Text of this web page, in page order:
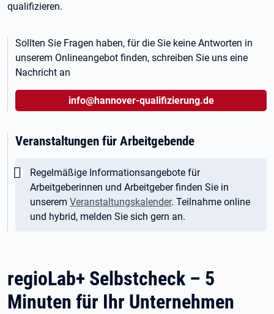
qualifizieren.
Sollten Sie Fragen haben, für die Sie keine Antworten in
unserem Onlineangebot finden, schreiben Sie uns eine
Nachricht an
info@hannover-qualifizierung.de
Veranstaltungen für Arbeitgebende
Wichtig:
Regelmäßige Informationsangebote für
Arbeitgeberinnen und Arbeitgeber finden Sie in
unserem Veranstaltungskalender. Teilnahme online
und hybrid, melden Sie sich gern an.
regioLab+ Selbstcheck – 5
Minuten für Ihr Unternehmen